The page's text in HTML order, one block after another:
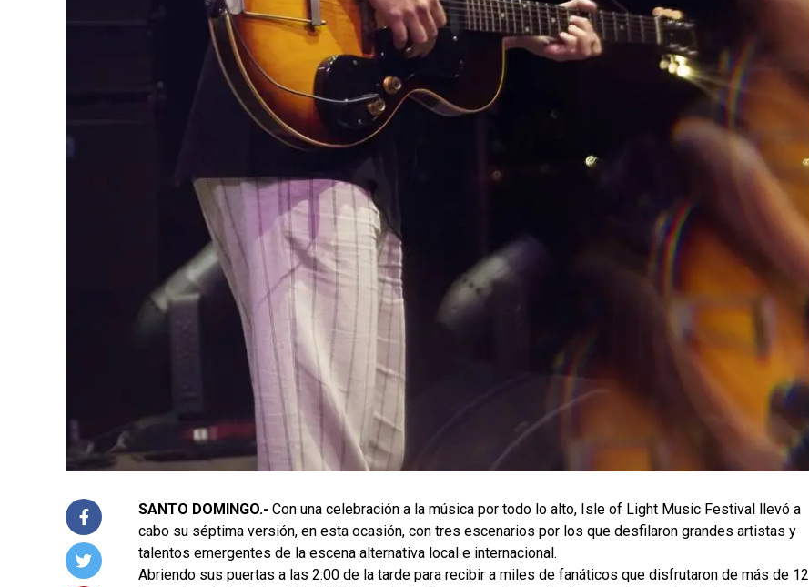
SANTO DOMINGO.- Con una celebración a la música por todo lo alto, Isle of Light Music Festival llevó a
cabo su séptima versión, en esta ocasión, con tres escenarios por los que desfilaron grandes artistas y
talentos emergentes de la escena alternativa local e internacional.
Abriendo sus puertas a las 2:00 de la tarde para recibir a miles de fanáticos que disfrutaron de más de 12